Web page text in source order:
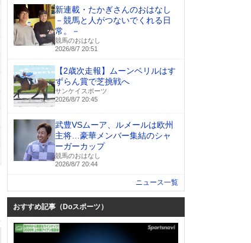
新連載・たかぎさんのおはなし
－競馬と人がつないでくれる日
常。－
競馬のおはなし
2026/8/7 20:51
【2歳次走報】ムーンベリルはす
ずらん賞で芝挑戦へ
サンケイスポーツ
2026/8/7 20:45
武豊VSムーア、ルメールは欧州
主将…豪華メンバー集結のシャ
ーガーカップ
競馬のおはなし
2026/8/7 20:44
ニュース一覧
おすすめ記事（Doスポーツ）